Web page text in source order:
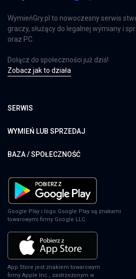
WymieńGry.pl to nowoczesny serwis
graczy, służący do legalnej wymiany i
oraz PC.
Dołącz do społeczności już dziś!
Zobacz jak to działa
SERWIS
WYMIEŃ LUB SPRZEDAJ
BAZA / SPOŁECZNOŚĆ
Google Play i logo Google Play są znakami
towarowymi firmy Google LLC.
App Store jest znakiem towarowym
firmy Apple Inc., zastrzeżonym w